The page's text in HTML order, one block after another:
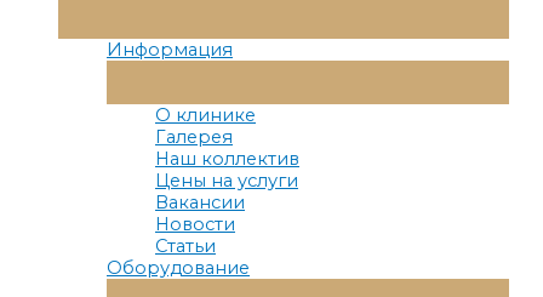
Меню
Информация
Меню
О клинике
Галерея
Наш коллектив
Цены на услуги
Вакансии
Новости
Статьи
Оборудование